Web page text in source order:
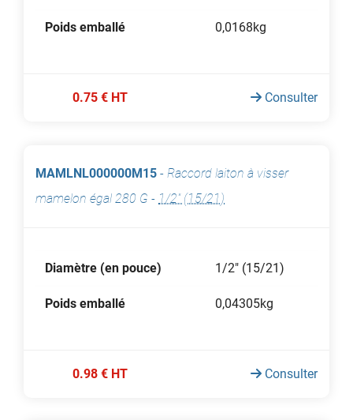
Poids emballé 0,0168kg
0.75 € HT Consulter
MAMLNL000000M15 - Raccord laiton à visser
mamelon égal 280 G - 1/2" (15/21)
Diamètre (en pouce) 1/2" (15/21)
Poids emballé 0,04305kg
0.98 € HT Consulter